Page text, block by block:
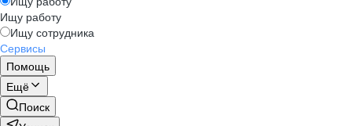
Ищу работу
Ищу сотрудника
Сервисы
Помощь
Ещё
Поиск